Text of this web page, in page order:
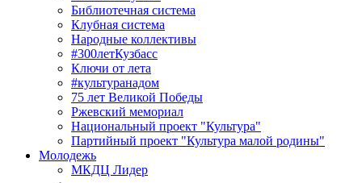
Библиотечная система
Клубная система
Народные коллективы
#300летКузбасс
Ключи от лета
#культуранадом
75 лет Великой Победы
Ржевский мемориал
Национальный проект "Культура"
Партийный проект "Культура малой родины"
Молодежь
МКДЦ Лидер